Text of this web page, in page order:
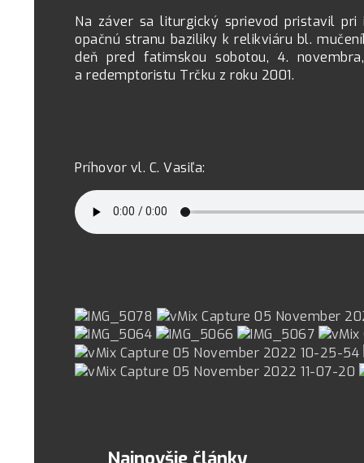
Na záver sa liturgický sprievod pristavil
opačnú stranu baziliky k relikviáru bl.
deň pred fatimskou sobotou, 4.
a redemptoristu Trčku z roku 2001.
Príhovor vl. C. Vasiľa: